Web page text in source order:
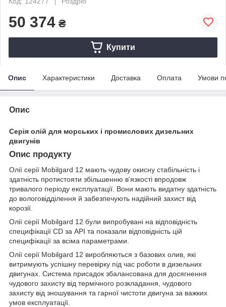
50 374 ₴
Купити
Опис Характеристики Доставка Оплата Умови
Опис
Серія олій для морських і промислових дизельних
двигунів
Опис продукту
Олії серії Mobilgard 12 мають чудову окисну стабільність і
здатність протистояти збільшенню в'язкості впродовж
тривалого періоду експлуатації. Вони мають видатну здатність
до вологовідділення й забезпечують надійний захист від
корозії.
Олії серії Mobilgard 12 були випробувані на відповідність
специфікації CD за API та показали відповідність цій
специфікації за всіма параметрами.
Олії серії Mobilgard 12 виробляються з базових олив, які
витримують успішну перевірку під час роботи в дизельних
двигунах. Система присадок збалансована для досягнення
чудового захисту від термічного розкладання, чудового
захисту від зношування та гарної чистоти двигуна за важких
умов експлуатації.